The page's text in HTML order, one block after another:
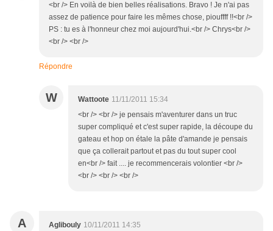
<br /> En voilà de bien belles réalisations. Bravo ! Je n'ai pas
assez de patience pour faire les mêmes chose, piouffff !!<br />
PS : tu es à l'honneur chez moi aujourd'hui.<br /> Chrys<br />
<br /> <br />
Répondre
W Wattoote 11/11/2011 15:34
<br /> <br /> je pensais m'aventurer dans un truc
super compliqué et c'est super rapide, la découpe du
gateau et hop on étale la pâte d'amande je pensais
que ça collerait partout et pas du tout super cool
en<br /> fait .... je recommencerais volontier <br />
<br /> <br /> <br />
A Aglibouly 10/11/2011 14:35